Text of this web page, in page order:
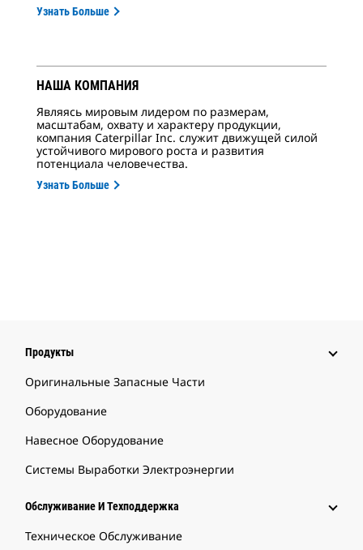
Узнать Больше
НАША КОМПАНИЯ
Являясь мировым лидером по размерам,
масштабам, охвату и характеру продукции,
компания Caterpillar Inc. служит движущей силой
устойчивого мирового роста и развития
потенциала человечества.
Узнать Больше
Продукты
Оригинальные Запасные Части
Оборудование
Навесное Оборудование
Системы Выработки Электроэнергии
Обслуживание И Техподдержка
Техническое Обслуживание